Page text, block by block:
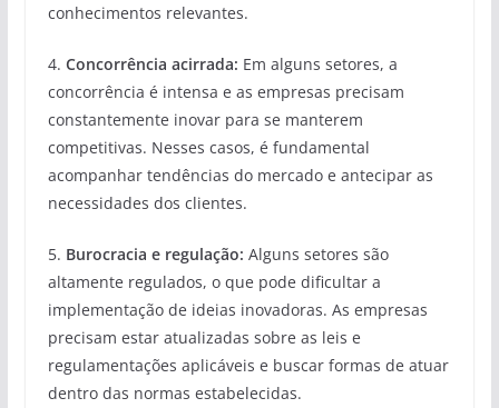
conhecimentos relevantes.
4. Concorrência acirrada: Em alguns setores, a
concorrência é intensa e as empresas precisam
constantemente inovar para se manterem
competitivas. Nesses casos, é fundamental
acompanhar tendências do mercado e antecipar as
necessidades dos clientes.
5. Burocracia e regulação: Alguns setores são
altamente regulados, o que pode dificultar a
implementação de ideias inovadoras. As empresas
precisam estar atualizadas sobre as leis e
regulamentações aplicáveis e buscar formas de atuar
dentro das normas estabelecidas.